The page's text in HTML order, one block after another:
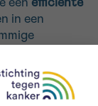
in een
snel uitgeput